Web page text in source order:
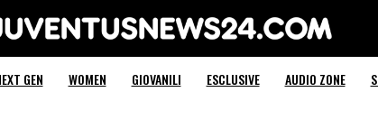
Juventus News 24
GEN WOMEN GIOVANILI ESCLUSIVE AUDIO ZONE